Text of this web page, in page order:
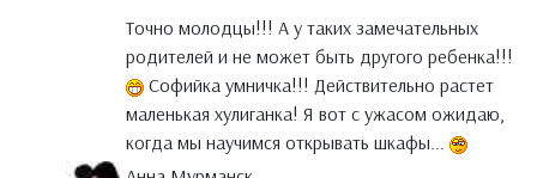
Точно молодцы!!! А у таких замечательных
родителей и не может быть другого ребенка!!!
Софийка умничка!!! Действительно растет
маленькая хулиганка! Я вот с ужасом ожидаю,
когда мы научимся открывать шкафы...